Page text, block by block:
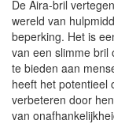
De Aira-bril
wereld van
beperking. Het is
van een slimme bril
te bieden aan
heeft het potentieel
verbeteren door
van